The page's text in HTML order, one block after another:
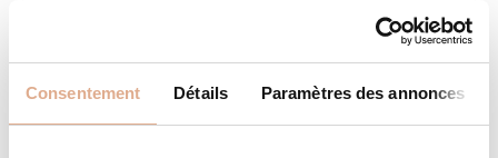
Consentement Détails Paramètres des annonces
intervient en toute autonomie pour
vous garantir le meilleur
fonctionnement et une utilisation